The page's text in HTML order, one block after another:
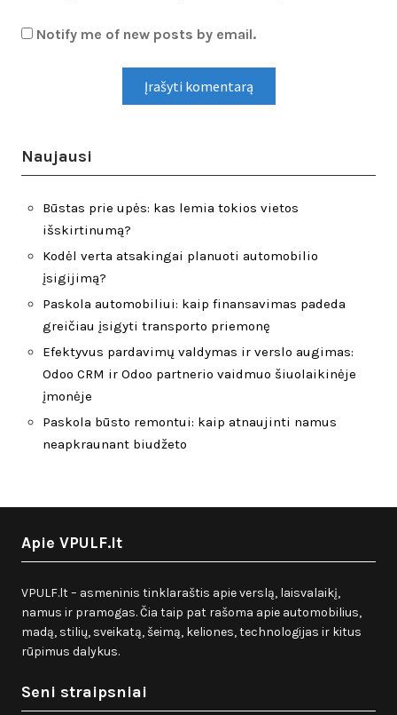
Notify me of new posts by email.
Naujausi
Būstas prie upės: kas lemia tokios vietos
išskirtinumą?
Kodėl verta atsakingai planuoti automobilio
įsigijimą?
Paskola automobiliui: kaip finansavimas padeda
greičiau įsigyti transporto priemonę
Efektyvus pardavimų valdymas ir verslo augimas:
Odoo CRM ir Odoo partnerio vaidmuo šiuolaikinėje
įmonėje
Paskola būsto remontui: kaip atnaujinti namus
neapkraunant biudžeto
Apie VPULF.lt
VPULF.lt – asmeninis tinklaraštis apie verslą, laisvalaikį,
namus ir pramogas. Čia taip pat rašoma apie automobilius,
madą, stilių, sveikatą, šeimą, keliones, technologijas ir kitus
rūpimus dalykus.
Seni straipsniai